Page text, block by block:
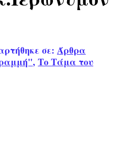
σε: Άρθρα
, Το Τάμα του